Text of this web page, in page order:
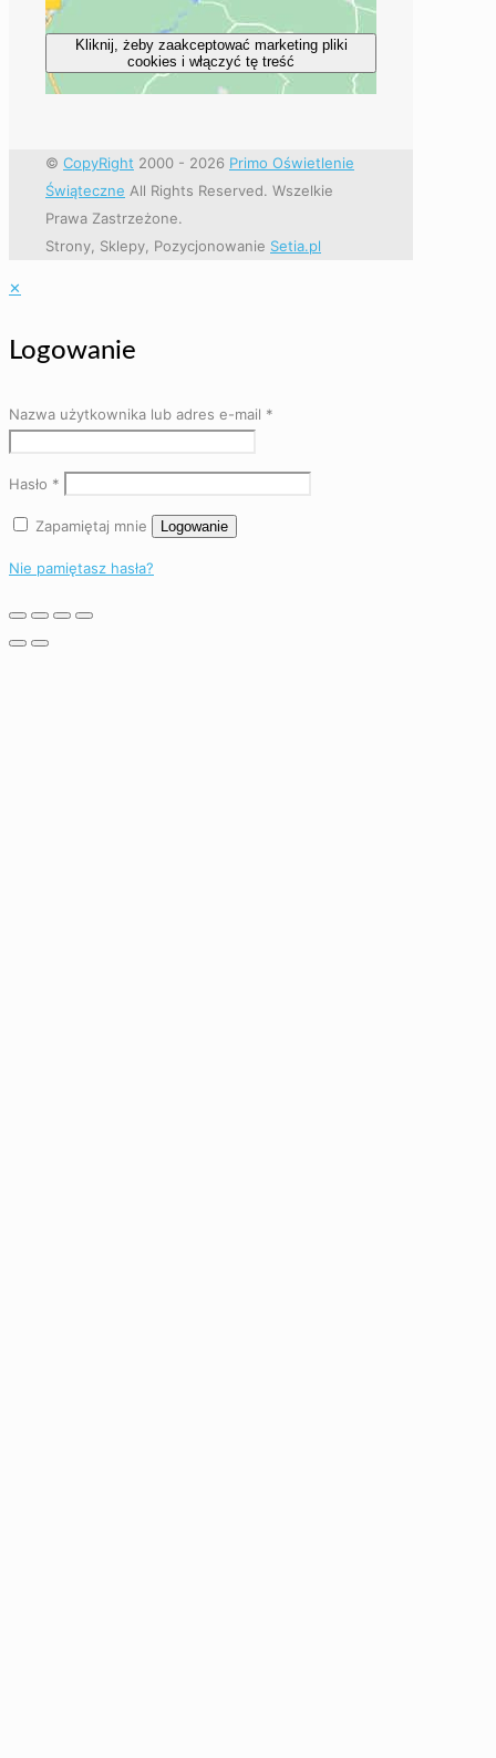
Kliknij, żeby zaakceptować marketing pliki
cookies i włączyć tę treść
© CopyRight 2000 - 2026 Primo Oświetlenie
Świąteczne All Rights Reserved. Wszelkie
Prawa Zastrzeżone.
Strony, Sklepy, Pozycjonowanie Setia.pl
✕
Logowanie
Nazwa użytkownika lub adres e-mail *
Hasło *
Zapamiętaj mnie Logowanie
Nie pamiętasz hasła?